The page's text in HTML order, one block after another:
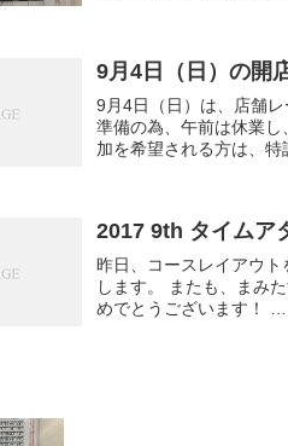
9月4日（日）の開
9月4日（日）は、店舗
準備の為、午前は休業
加を希望される方は、特
2017 9th タイムア
昨日、コースレイアウ
します。 またも、まみ
めでとうございます！